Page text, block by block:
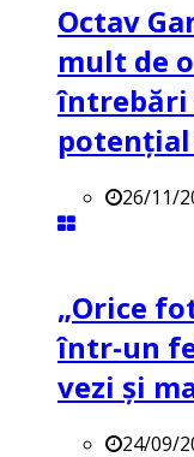
Octav
mult de
întrebări
26/11/
„Orice
într-un
vezi și
24/09/